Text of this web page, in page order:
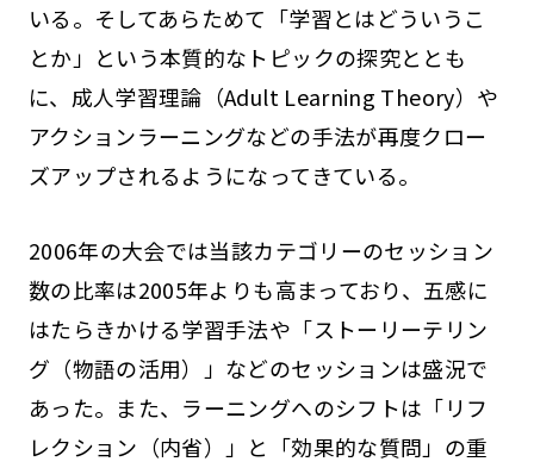
いる。そしてあらためて「学習とはどういうこ
とか」という本質的なトピックの探究ととも
に、成人学習理論（Adult Learning Theory）や
アクションラーニングなどの手法が再度クロー
ズアップされるようになってきている。
2006年の大会では当該カテゴリーのセッション
数の比率は2005年よりも高まっており、五感に
はたらきかける学習手法や「ストーリーテリン
グ（物語の活用）」などのセッションは盛況で
あった。また、ラーニングへのシフトは「リフ
レクション（内省）」と「効果的な質問」の重